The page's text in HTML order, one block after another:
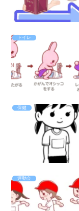
トイレ
保健
運動会